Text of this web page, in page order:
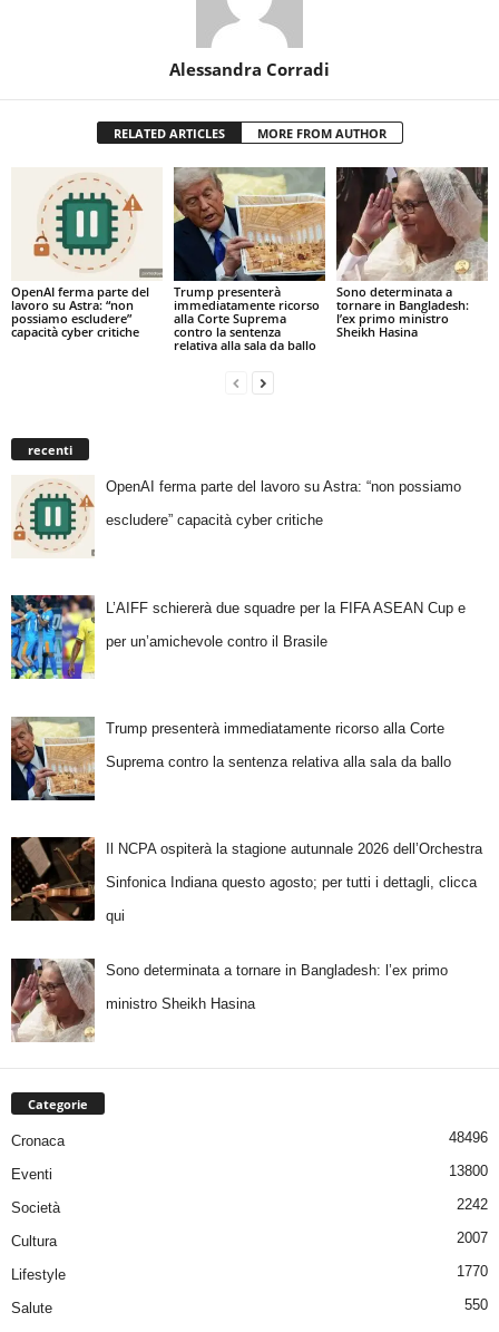
Alessandra Corradi
RELATED ARTICLES MORE FROM AUTHOR
OpenAI ferma parte del
lavoro su Astra: “non
possiamo escludere”
capacità cyber critiche
Trump presenterà
immediatamente ricorso
alla Corte Suprema
contro la sentenza
relativa alla sala da ballo
Sono determinata a
tornare in Bangladesh:
l’ex primo ministro
Sheikh Hasina
recenti
OpenAI ferma parte del lavoro su Astra: “non possiamo
escludere” capacità cyber critiche
L’AIFF schiererà due squadre per la FIFA ASEAN Cup e
per un’amichevole contro il Brasile
Trump presenterà immediatamente ricorso alla Corte
Suprema contro la sentenza relativa alla sala da ballo
Il NCPA ospiterà la stagione autunnale 2026 dell’Orchestra
Sinfonica Indiana questo agosto; per tutti i dettagli, clicca
qui
Sono determinata a tornare in Bangladesh: l’ex primo
ministro Sheikh Hasina
Categorie
Cronaca 48496
Eventi 13800
Società 2242
Cultura 2007
Lifestyle 1770
Salute
550